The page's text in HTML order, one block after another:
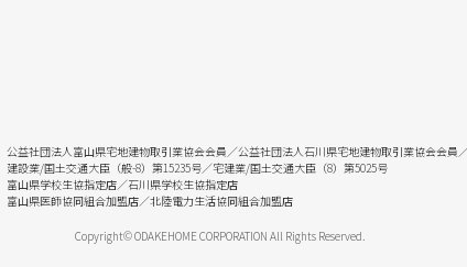
公益社団法人富山県宅地建物取引業協会会員／公益社団法人石川県宅地建物取引業協会会員
建設業/国土交通大臣（般-8）第15235号／宅建業/国土交通大臣（8）第5025号
富山県学校生協指定店／石川県学校生協指定店
富山県医師協同組合加盟店／北陸電力生活協同組合加盟店
Copyright© ODAKEHOME CORPORATION All Rights Reserved.